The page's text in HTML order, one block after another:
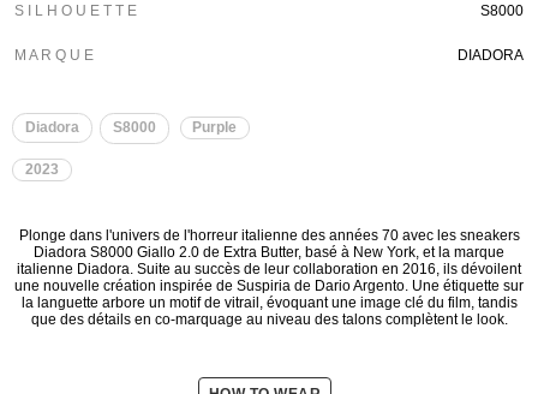
S I L H O U E T T E S8000
M A R Q U E DIADORA
Diadora S8000 Purple
2023
Plonge dans l'univers de l'horreur italienne des années 70 avec les sneakers
Diadora S8000 Giallo 2.0 de Extra Butter, basé à New York, et la marque
italienne Diadora. Suite au succès de leur collaboration en 2016, ils dévoilent
une nouvelle création inspirée de Suspiria de Dario Argento. Une étiquette sur
la languette arbore un motif de vitrail, évoquant une image clé du film, tandis
que des détails en co-marquage au niveau des talons complètent le look.